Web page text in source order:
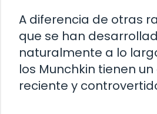
A diferencia de otras
que se han
naturalmente a lo
los Munchkin tienen
reciente y